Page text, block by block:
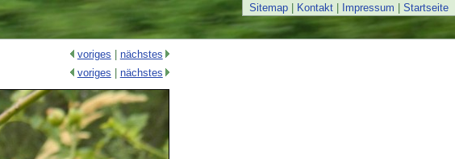
Sitemap Kontakt Impressum Startseite
voriges
nächstes
voriges nächstes